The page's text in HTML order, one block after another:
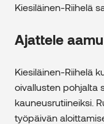
Kiesiläinen-Riihelä
Ajattele
Kiesiläinen-Riihelä
oivallusten pohjalta
kauneusrutiineiksi.
työpäivän